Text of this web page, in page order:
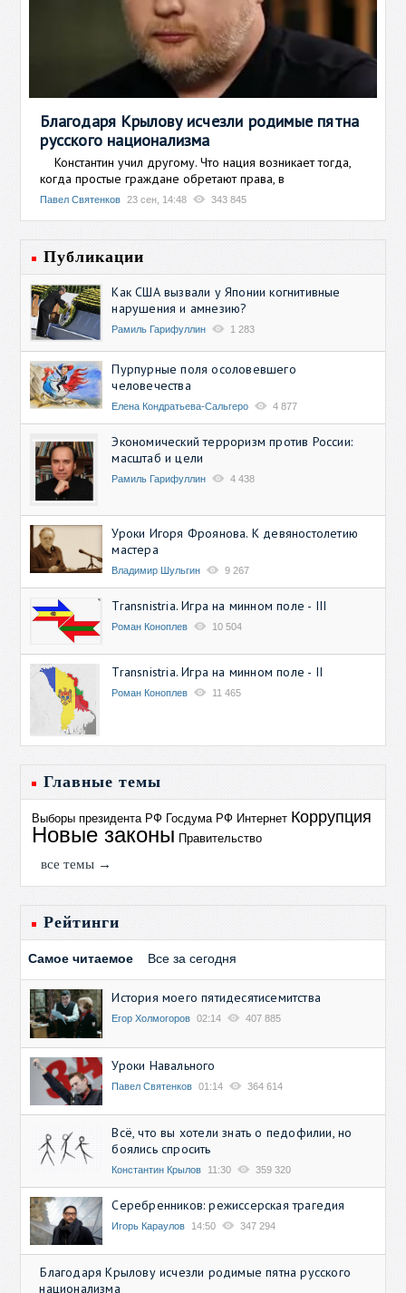
Благодаря Крылову исчезли родимые пятна
русского национализма
Константин учил другому. Что нация возникает тогда,
когда простые граждане обретают права, в
Павел Святенков 23 сен, 14:48 343 845
Публикации
Как США вызвали у Японии когнитивные
нарушения и амнезию?
Рамиль Гарифуллин 1 283
Пурпурные поля осоловевшего
человечества
Елена Кондратьева-Сальгеро 4 877
Экономический терроризм против России:
масштаб и цели
Рамиль Гарифуллин 4 438
Уроки Игоря Фроянова. К девяностолетию
мастера
Владимир Шульгин 9 267
Transnistria. Игра на минном поле - III
Роман Коноплев 10 504
Transnistria. Игра на минном поле - II
Роман Коноплев 11 465
Главные темы
Выборы президента РФ Госдума РФ Интернет Коррупция
Новые законы Правительство
все темы →
Рейтинги
Самое читаемое Все за сегодня
История моего пятидесятисемитства
Егор Холмогоров 02:14 407 885
Уроки Навального
Павел Святенков 01:14 364 614
Всё, что вы хотели знать о педофилии, но
боялись спросить
Константин Крылов 11:30 359 320
Серебренников: режиссерская трагедия
Игорь Караулов 14:50 347 294
Благодаря Крылову исчезли родимые пятна русского
национализма